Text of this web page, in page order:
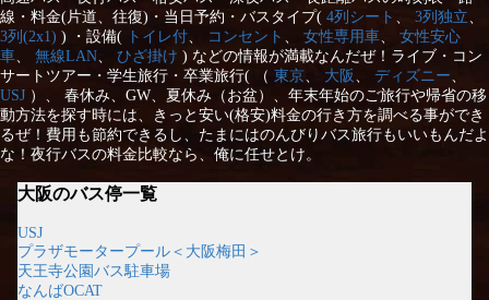
線・料金(片道、往復)・当日予約・バスタイプ( 4列シート 3列独立
3列(2x1) ) ・設備( トイレ付 コンセント 女性専用車
女性安心
車
無線LAN ひざ掛け ) などの情報が満載なんだぜ！ライブ・コン
サートツアー・学生旅行・卒業旅行( （ 東京 大阪 ディズニー
USJ ）、 春休み、GW、夏休み（お盆）、年末年始のご旅行や帰省の移
動方法を探す時には、きっと安い(格安)料金の行き方を調べる事ができ
るぜ！費用も節約できるし、たまにはのんびりバス旅行もいいもんだよ
な！夜行バスの料金比較なら、俺に任せとけ。
大阪のバス停一覧
USJ
プラザモータープール＜大阪梅田＞
天王寺公園バス駐車場
なんばOCAT